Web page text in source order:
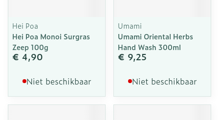
Hei Poa
Hei Poa Monoi Surgras
Zeep 100g
€ 4,90
Niet beschikbaar
Umami
Umami Oriental Herbs
Hand Wash 300ml
€ 9,25
Niet beschikbaar